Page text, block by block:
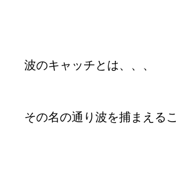
波のキャッチとは、、、
その名の通り波を捕まえるこ